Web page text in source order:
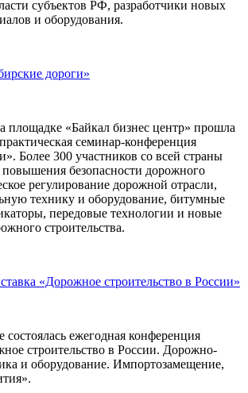
субъектов РФ, разработчики новых
и оборудования.
дороги»
площадке «Байкал бизнес центр» прошла
семинар-конференция
Более 300 участников со всей страны
безопасности дорожного
регулирование дорожной отрасли,
технику и оборудование, битумные
передовые технологии и новые
строительства.
«Дорожное строительство в России»
состоялась ежегодная конференция
строительство в России. Дорожно-
и оборудование. Импортозамещение,